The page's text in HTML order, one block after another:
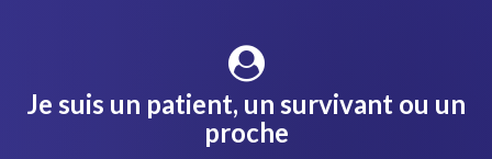
Je suis un patient, un survivant ou un
proche